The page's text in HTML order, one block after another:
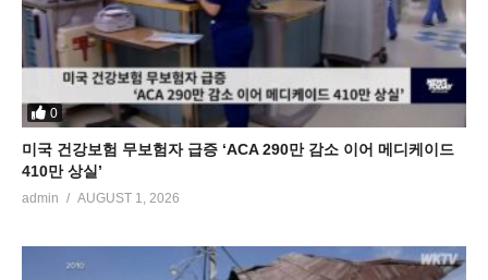
0
미국 건강보험 무보험자 급증 ‘ACA 290만 감소 이어 메디케이드
410만 상실’
admin AUGUST 1, 2026